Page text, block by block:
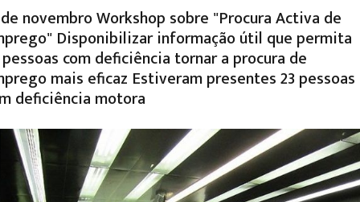
novembro Workshop sobre "Procura Activa de
Disponibilizar informação útil que permita
com deficiência tornar a procura de
mais eficaz Estiveram presentes 23 pessoas
deficiência motora